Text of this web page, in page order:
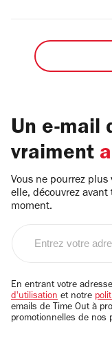
Un e-mail
vraiment
Vous ne pourrez plus
elle, découvrez
moment.
email
En entrant votre
d'utilisation et notre
emails de Time Out à
promotionnelles de nos